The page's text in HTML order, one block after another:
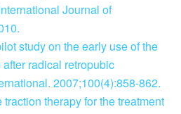
Journal of
study on the early use of the
radical retropubic
2007;100(4):858-862.
therapy for the treatment